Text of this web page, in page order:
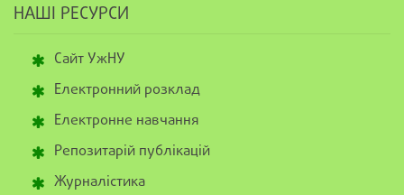
НАШІ РЕСУРСИ
Сайт УжНУ
Електронний розклад
Електронне навчання
Репозитарій публікацій
Журналістика